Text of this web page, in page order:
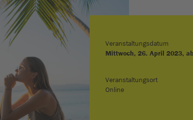
Veranstaltungsdatum
Mittwoch, 26. April 2023,
Veranstaltungsort
Online